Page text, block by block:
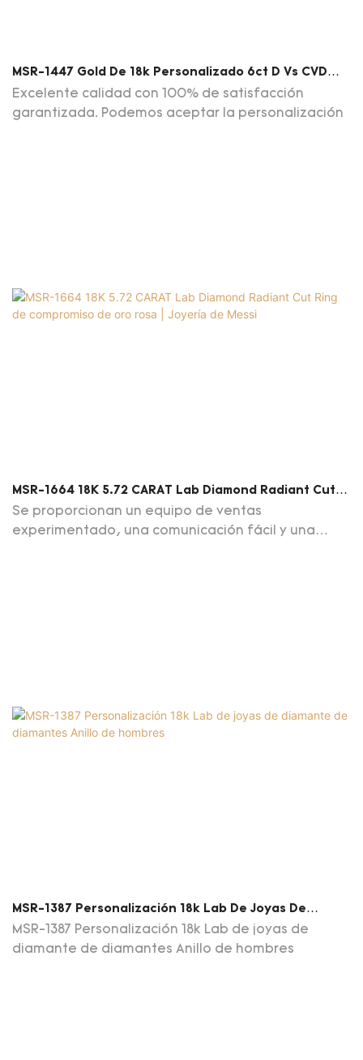
MSR-1447 Gold De 18k Personalizado 6ct D Vs CVD
HPHT Oval Lab Joyería De Anillo De Mariposa De
Diamante
Excelente calidad con 100% de satisfacción
garantizada. Podemos aceptar la personalización
MSR-1664 18K 5.72 CARAT Lab Diamond Radiant Cut
Ring De Compromiso De Oro Rosa | Joyería De Messi
Se proporcionan un equipo de ventas
experimentado, una comunicación fácil y una
MSR-1387 Personalización 18k Lab De Joyas De
Diamante De Diamantes Anillo De Hombres
MSR-1387 Personalización 18k Lab de joyas de
diamante de diamantes Anillo de hombres